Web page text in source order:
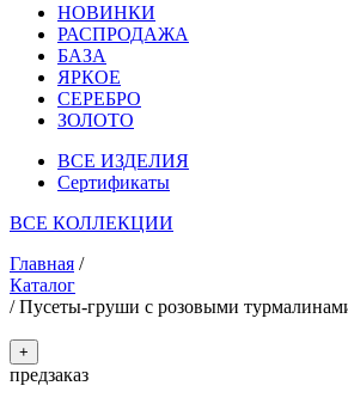
НОВИНКИ
РАСПРОДАЖА
БАЗА
ЯРКОЕ
СЕРЕБРО
ЗОЛОТО
ВСЕ ИЗДЕЛИЯ
Сертификаты
ВСЕ КОЛЛЕКЦИИ
Главная /
Каталог
/Пусеты-груши с розовыми
+
предзаказ